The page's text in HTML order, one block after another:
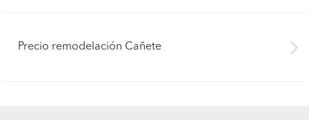
Precio remodelación Cañete